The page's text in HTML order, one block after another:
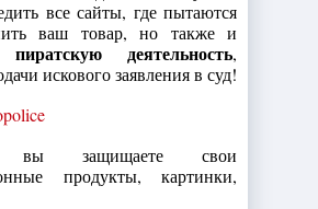
все сайты, где пытаются
ваш товар, но также и
деятельность,
искового заявления в суд!
защищаете свои
продукты, картинки,